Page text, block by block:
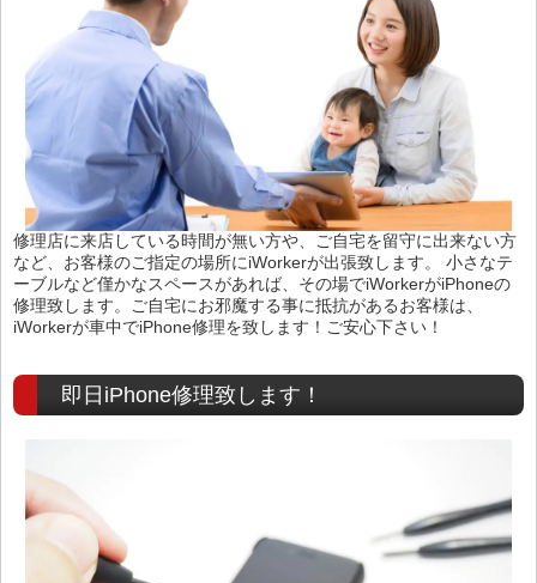
修理店に来店している時間が無い方や、ご自宅を留守に出来ない方
など、お客様のご指定の場所にiWorkerが出張致します。 小さなテ
ーブルなど僅かなスペースがあれば、その場でiWorkerがiPhoneの
修理致します。ご自宅にお邪魔する事に抵抗があるお客様は、
iWorkerが車中でiPhone修理を致します！ご安心下さい！
即日iPhone修理致します！